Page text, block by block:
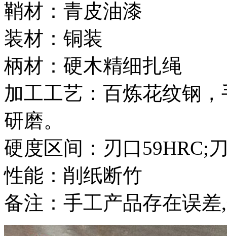
鞘材：青皮油漆
装材：铜装
柄材：硬木精细扎绳
加工工艺：百炼花纹钢
研磨。
硬度区间：刃口59HRC;
性能：削纸断竹
备注：手工产品存在误